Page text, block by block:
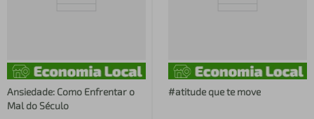
Ansiedade: Como Enfrentar o
Mal do Século
#atitude que te move